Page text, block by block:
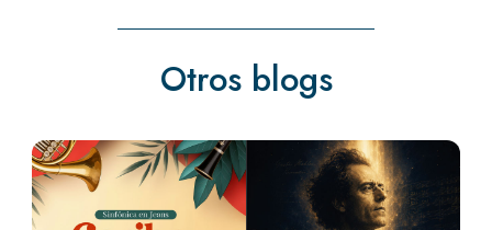
Otros blogs